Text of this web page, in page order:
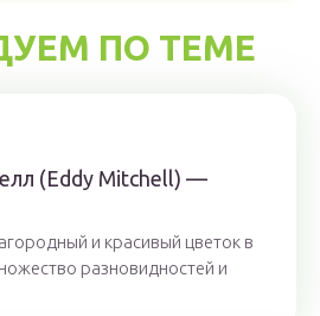
ПО ТЕМЕ
(Eddy Mitchell) —
и красивый цветок в
разновидностей и